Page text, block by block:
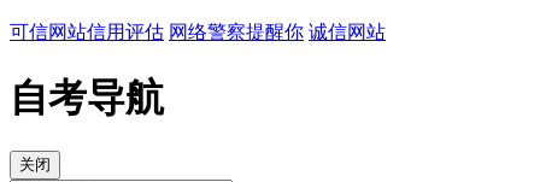
可信网站信用评估 网络警察提醒你 诚信网站
自考导航
关闭